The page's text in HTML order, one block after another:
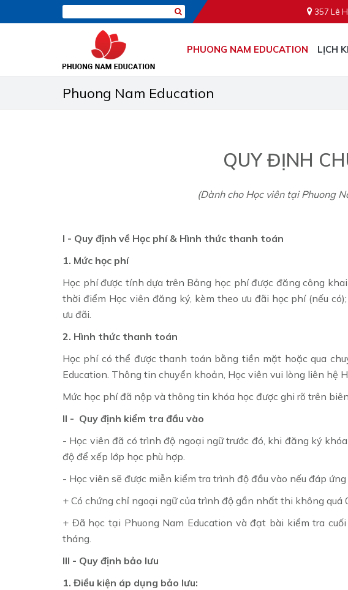
357 Lê
PHUONG NAM EDUCATION LỊCH
Phuong Nam Education
QUY ĐỊNH
(Dành cho Học viên tại Phuong
I - Quy định về Học phí & Hình thức thanh toán
1. Mức học phí
Học phí được tính dựa trên Bảng học phí được đăng công
thời điểm Học viên đăng ký, kèm theo ưu đãi học phí (nếu
ưu đãi.
2. Hình thức thanh toán
Học phí có thể được thanh toán bằng tiền mặt hoặc qua
Education. Thông tin chuyển khoản, Học viên vui lòng liên hệ
Mức học phí đã nộp và thông tin khóa học được ghi rõ trên
II - Quy định kiểm tra đầu vào
- Học viên đã có trình độ ngoại ngữ trước đó, khi đăng ký
độ để xếp lớp học phù hợp.
- Học viên sẽ được miễn kiểm tra trình độ đầu vào nếu đáp
+ Có chứng chỉ ngoại ngữ của trình độ gần nhất thi không quá
+ Đã học tại Phuong Nam Education và đạt bài kiểm tra
tháng.
III - Quy định bảo lưu
1. Điều kiện áp dụng bảo lưu: